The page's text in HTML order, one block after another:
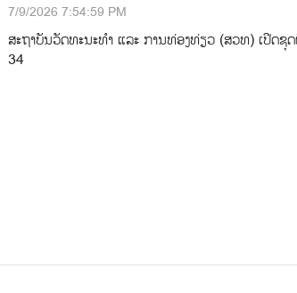
7/9/2026 7:54:59 PM
ສະຖາບັນວັດທະນະທຳ ແລະ ການທ່ອງທ່ຽວ (ສວທ) ເປີດຊຸ
34